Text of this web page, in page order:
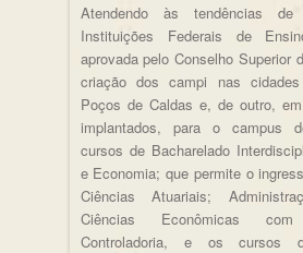
Atendendo às tendências de
Instituições Federais de
aprovada pelo Conselho Superior
criação dos campi nas
Poços de Caldas e, de outro,
implantados, para o campus
cursos de Bacharelado
e Economia; que permite o
Ciências Atuariais;
Ciências Econômicas
Controladoria, e os cursos